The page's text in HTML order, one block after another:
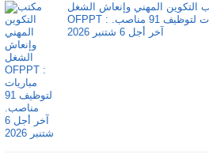
التكوين المهني وإنعاش الشغل
OFPPT : مباريات لتوظيف 91 مناصب.
آخر أجل 6 شتنبر 2026